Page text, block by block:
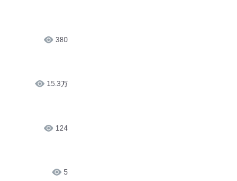
380
15.3万
124
5